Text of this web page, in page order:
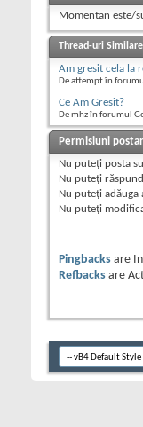
Momentan este/
Thread-uri Similare
Am gresit cela la
De attempt în
Ce Am Gresit?
De mhz în forumul
Permisiuni
Nu puteţi posta
Nu puteţi
Nu puteţi adăuga
Nu puteţi
Pingbacks are
Refbacks are